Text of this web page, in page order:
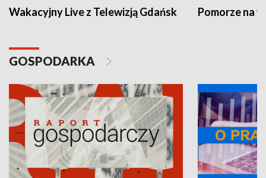
Wakacyjny Live z Telewizją Gdańsk Pomorze na
GOSPODARKA